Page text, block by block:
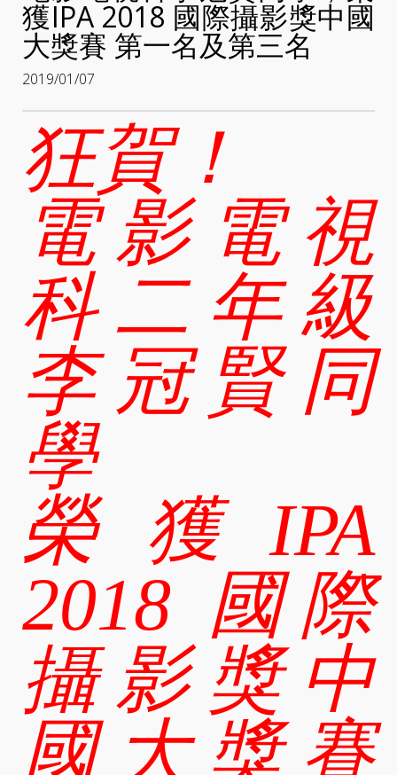
獲IPA 2018 國際攝影獎中國
大獎賽 第一名及第三名
2019/01/07
狂賀！
電影電視
科二年級
李冠賢同
學
榮獲IPA
2018 國際
攝影獎中
國大獎賽